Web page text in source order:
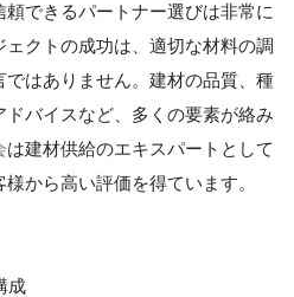
できるパートナー選びは非常に
クトの成功は、適切な材料の調
はありません。建材の品質、種
バイスなど、多くの要素が絡み
は建材供給のエキスパートとして
から高い評価を得ています。
成